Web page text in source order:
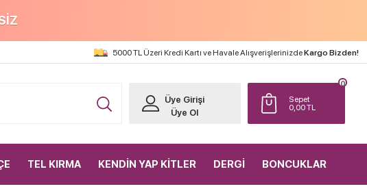
5000 TL Üzeri Kredi Kartı ve Havale AlışverişlerinizdeKargo Bizden!
Sepet
0,00TL
0
Üye Girişi
Üye Ol
TEL KIRMA KENDİN YAP KİTLER DERGİ BONCUKLAR